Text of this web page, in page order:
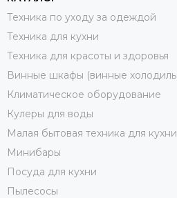
Техника по уходу за одеждой
Техника для кухни
Техника для красоты и здоровья
Винные шкафы (винные
Климатическое оборудование
Кулеры для воды
Малая бытовая техника для кухни
Минибары
Посуда для кухни
Пылесосы